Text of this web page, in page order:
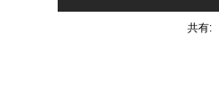
共有: